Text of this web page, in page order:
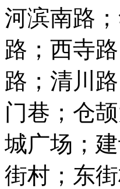
河滨南路
路；西寺
路；清川
门巷；仓
城广场；
街村；东